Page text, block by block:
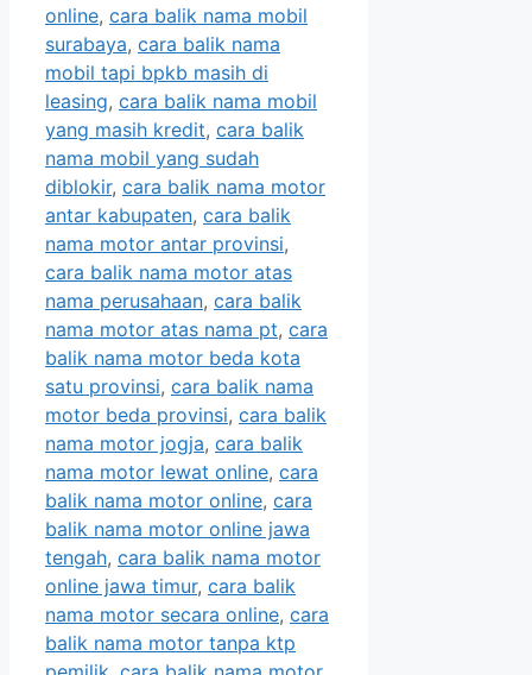
online, cara balik nama mobil
surabaya, cara balik nama
mobil tapi bpkb masih di
leasing, cara balik nama mobil
yang masih kredit, cara balik
nama mobil yang sudah
diblokir, cara balik nama motor
antar kabupaten, cara balik
nama motor antar provinsi,
cara balik nama motor atas
nama perusahaan, cara balik
nama motor atas nama pt, cara
balik nama motor beda kota
satu provinsi, cara balik nama
motor beda provinsi, cara balik
nama motor jogja, cara balik
nama motor lewat online, cara
balik nama motor online, cara
balik nama motor online jawa
tengah, cara balik nama motor
online jawa timur, cara balik
nama motor secara online, cara
balik nama motor tanpa ktp